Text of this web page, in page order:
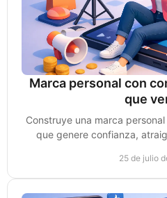
Marca personal con
que
Construye una marca
que genere confianza,
25 de julio